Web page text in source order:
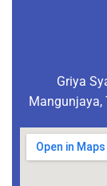
Griya
Mangunjaya,